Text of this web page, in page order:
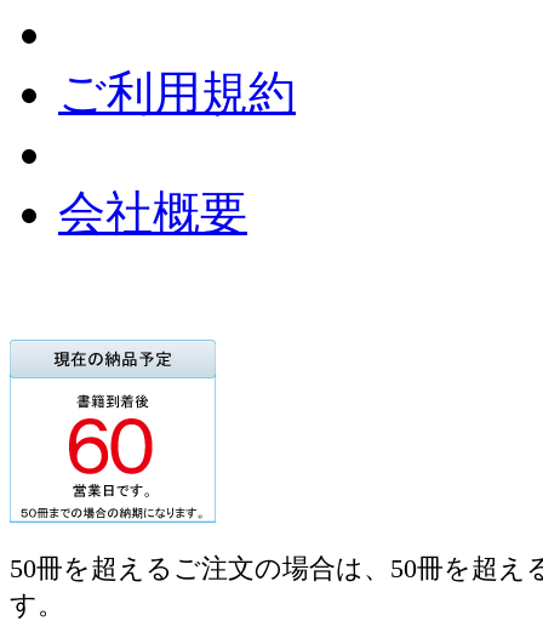
ご利用規約
会社概要
50冊を超えるご注文の場合は、50冊を超
す。